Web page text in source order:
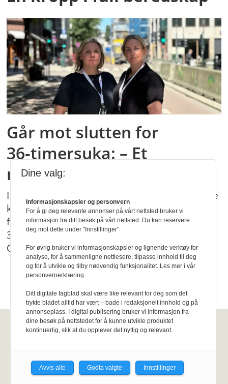
Går mot slutten for
36‑timersuka: – Et
nødvendig kompromiss
I flere tiår har ansatte fysioterapeuter i norske
kommuner hatt en arbeidstid som skilte dem
fra resten av kommune-Norge. Nå er
36‑timersuka på vei ut. Hvordan skjedde det?
Og hva betyr det?
Fysioterapeuten
Kirkegata 15, Pb. 147 Sentrum, 0102
Oslo. Personvernerklæring KI-
Dine valg:
Informasjonskapsler og personvern
For å gi deg relevante annonser på vårt nettsted bruker vi
informasjon fra ditt besøk på vårt nettsted. Du kan reservere
deg mot dette under "Innstillinger".
For øvrig bruker vi informasjonskapsler og lignende verktøy for
analyse, for å sammenligne nettlesere, tilpasse innhold til deg
og for å utvikle og tilby nødvendig funksjonalitet. Les mer i vår
personvernerklæring.
Ditt digitale fagblad skal være like relevant for deg som det
trykte bladet alltid har vært – bade i redaksjonelt innhold og på
annonseplass. I digital publisering bruker vi informasjon fra
dine besøk på nettstedet for å kunne utvikle produktet
kontinuerlig, slik at du opplever det nyttig og relevant.
Avvis alle Godta valgte Innstillinger